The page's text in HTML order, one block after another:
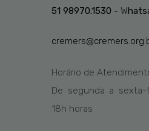
51 98970.1530 - W
Horário de
De segunda a sexta-
18h horas